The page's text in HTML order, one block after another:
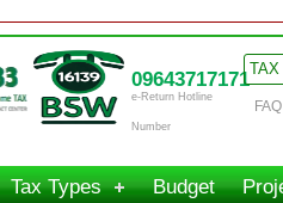
09643717171
e-Return Hotline
Number
TAX
FAQ
Tax Types Budget